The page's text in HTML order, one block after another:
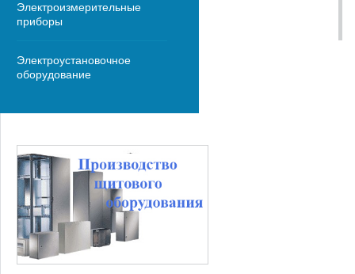
Электроизмерительные
приборы
Электроустановочное
оборудование